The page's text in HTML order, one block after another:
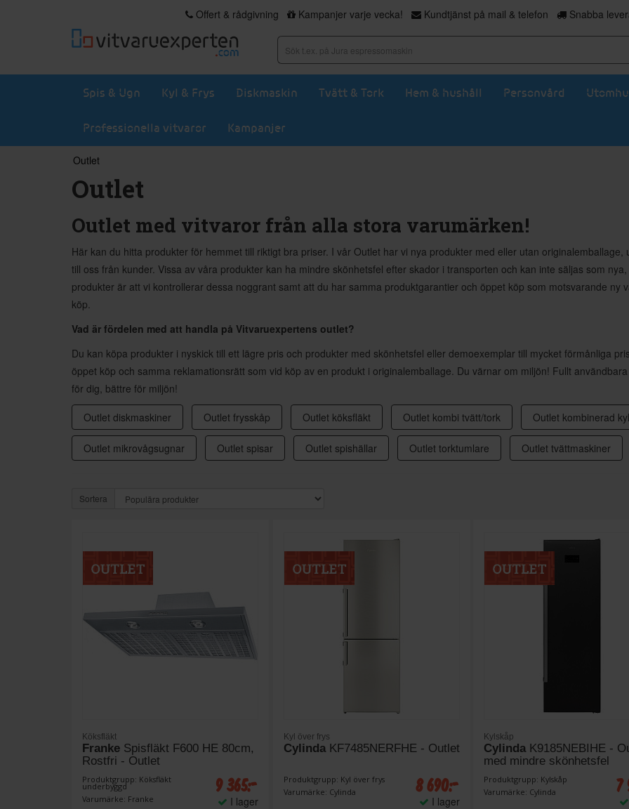
Offert & rådgivning Kampanjer varje vecka! Kundtjänst på mail & telefon Snabba
Spis & Ugn Kyl & Frys Diskmaskin Tvätt & Tork Hem & hushåll Personvård
Professionella vitvaror Kampanjer
Outlet
Outlet
Outlet med vitvaror från alla stora varumärken!
Här kan du hitta produkter för hemmet till riktigt bra priser. I vår Outlet har vi nya produkter med eller utan
till oss från kunder. Vissa av våra produkter kan ha mindre skönhetsfel efter skador i transporten och kan inte säljas som
produkter är att vi kontrollerar dessa noggrant samt att du har samma produktgarantier och öppet köp som motsvarande ny
köp.
Vad är fördelen med att handla på Vitvaruexpertens outlet?
Du kan köpa produkter i nyskick till ett lägre pris och produkter med skönhetsfel eller demoexemplar till mycket förmånliga
öppet köp och samma reklamationsrätt som vid köp av en produkt i originalemballage. Du värnar om miljön! Fullt
för dig, bättre för miljön!
Outlet diskmaskiner Outlet frysskåp Outlet köksfläkt Outlet kombi tvätt/tork Outlet kombinerad
Outlet mikrovågsugnar Outlet spisar Outlet spishällar Outlet torktumlare Outlet tvättmaskiner
Sortera
Köksfläkt
Franke Spisfläkt F600 HE 80cm,
Rostfri - Outlet
Produktgrupp: Köksfläkt
underbyggd
Varumärke: Franke
9 365:-
I lager
Kyl över frys
Cylinda KF7485NERFHE - Outlet
Produktgrupp: Kyl över frys
Varumärke: Cylinda
8 690:-
I lager
Kylskåp
Cylinda K9185NEBIHE -
med mindre skönhetsfel
Produktgrupp: Kylskåp
Varumärke: Cylinda
7